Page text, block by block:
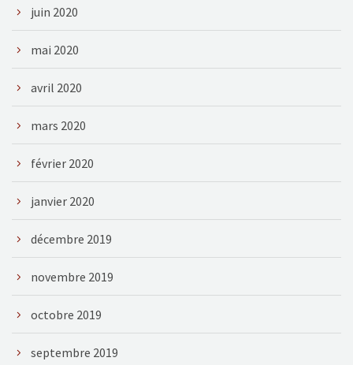
juin 2020
mai 2020
avril 2020
mars 2020
février 2020
janvier 2020
décembre 2019
novembre 2019
octobre 2019
septembre 2019